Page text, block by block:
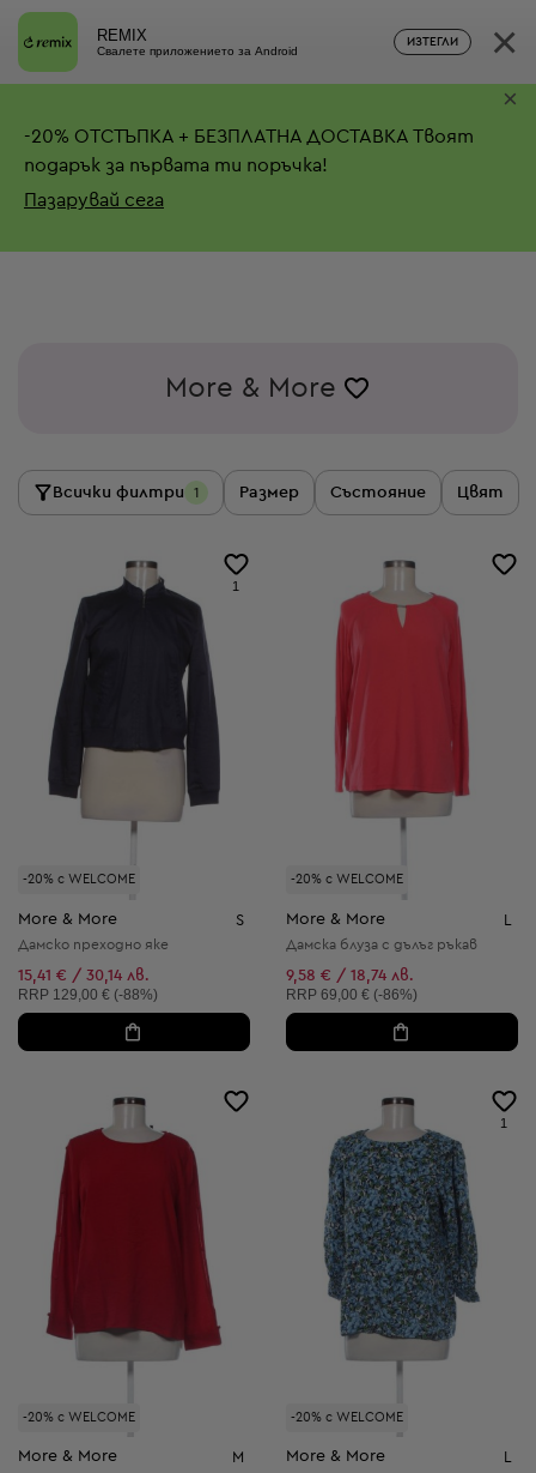
REMIX
Свалете приложението за Android
ИЗТЕГЛИ ×
-20% ОТСТЪПКА + БЕЗПЛАТНА ДОСТАВКА Твоят
подарък за първата ти поръчка!
Пазарувай сега
×
More & More
Всички филтри 1 Размер Състояние Цвят
-20% с WELCOME
1
More & More S
Дамско преходно яке
15,41 € / 30,14 лв.
Препоръчителна цена:
RRP 129,00 € (-88%)
-20% с WELCOME
More & More
Дамска блуза с дълъг ръкав
9,58 € / 18,74 лв.
Препоръчителна цена:
RRP 69,00 € (-86%)
-20% с WELCOME
More & More M
-20% с WELCOME
1
More & More